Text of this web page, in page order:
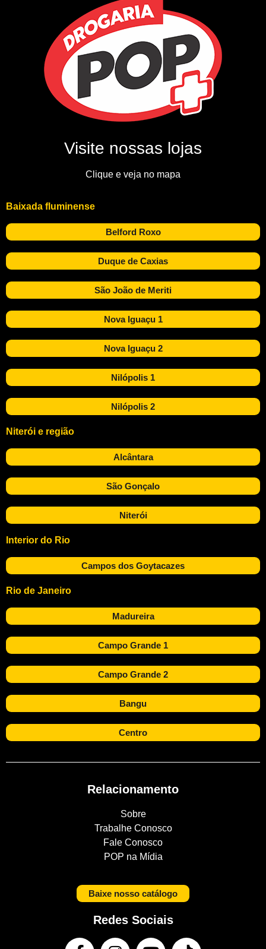
Visite nossas lojas
Clique e veja no mapa
Baixada fluminense
Belford Roxo
Duque de Caxias
São João de Meriti
Nova Iguaçu 1
Nova Iguaçu 2
Nilópolis 1
Nilópolis 2
Niterói e região
Alcântara
São Gonçalo
Niterói
Interior do Rio
Campos dos Goytacazes
Rio de Janeiro
Madureira
Campo Grande 1
Campo Grande 2
Bangu
Centro
Relacionamento
Sobre
Trabalhe Conosco
Fale Conosco
POP na Mídia
Baixe nosso catálogo
Redes Sociais